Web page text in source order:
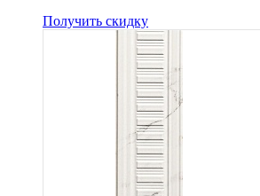
Получить скидку